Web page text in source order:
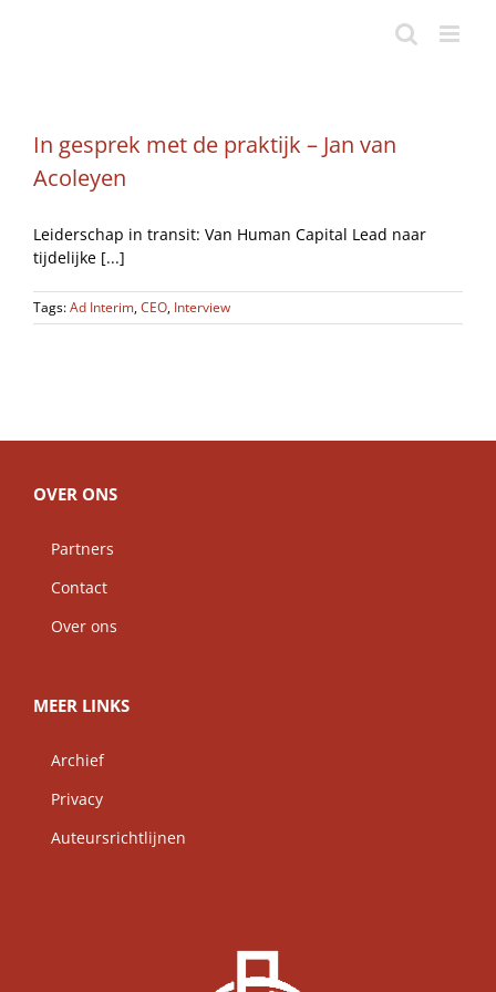
In gesprek met de praktijk – Jan van
Acoleyen
Leiderschap in transit: Van Human Capital Lead naar
tijdelijke [...]
Tags:Ad Interim,CEO, Interview
OVER ONS
Partners
Contact
Over ons
MEER LINKS
Archief
Privacy
Auteursrichtlijnen